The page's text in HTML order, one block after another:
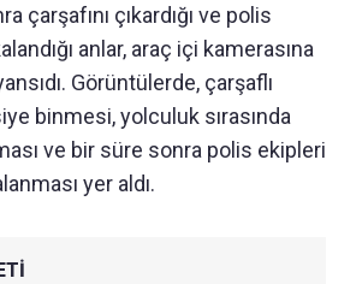
çarşafını çıkardığı ve polis
anlar, araç içi kamerasına
Görüntülerde, çarşaflı
binmesi, yolculuk sırasında
ve bir süre sonra polis ekipleri
yer aldı.